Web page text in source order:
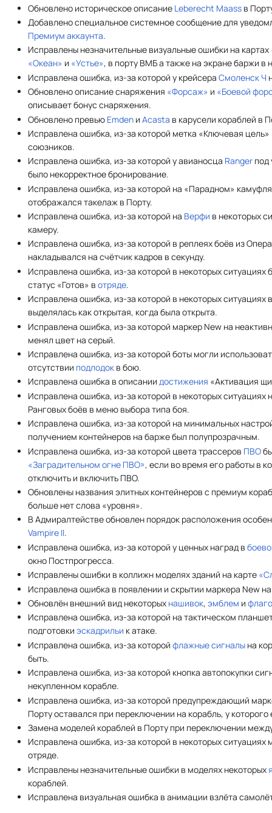
Обновлено историческое описание Leberecht Maass в
Добавлено специальное системное сообщение для
Премиум аккаунта.
Исправлены незначительные визуальные ошибки на картах
«Океан» и «Устье», в порту ВМБ а также на экране баржи в
Исправлена ошибка, из-за которой у крейсераСмоленск Ч
Обновлено описание снаряжения «Форсаж» и «Боевой
описывает бонус снаряжения.
Обновлено превью Emden иAcasta в карусели кораблей в
Исправлена ошибка, из-за которой метка «Ключевая
союзников.
Исправлена ошибка, из-за которой у авианосца Ranger под
было некорректное бронирование.
Исправлена ошибка, из-за которой на «Парадном»
отображался такелаж в Порту.
Исправлена ошибка, из-за которой на Верфи в некоторых
камеру.
Исправлена ошибка, из-за которой в реплеях боёв из
накладывался на счётчик кадров в секунду.
Исправлена ошибка, из-за которой в некоторых
статус «Готов» вотряде.
Исправлена ошибка, из-за которой в некоторых ситуациях
выделялась как открытая, когда была открыта.
Исправлена ошибка, из-за которой маркер New на
менял цвет на серый.
Исправлена ошибка, из-за которой боты могли
отсутствии подлодок в бою.
Исправлена ошибка в описаниидостижения «Активация
Исправлена ошибка, из-за которой в некоторых ситуациях
Ранговых боёв в меню выбора типа боя.
Исправлена ошибка, из-за которой на минимальных
получением контейнеров на барже был полупрозрачным.
Исправлена ошибка, из-за которой цвета трассеров ПВО
«Заградительном огне ПВО», если во время его работы в
отключить и включить ПВО.
Обновлены названия элитных контейнеров с премиум
больше нет слова «уровня».
В Адмиралтействе обновлен порядок расположения
Vampire II.
Исправлена ошибка, из-за которой у ценных наград в
окно Постпрогресса.
Исправлены ошибки в коллижн моделях зданий на карте
Исправлена ошибка в появлении и скрытии маркера New
Обновлён внешний вид некоторых нашивок,эмблем и
Исправлена ошибка, из-за которой на тактическом
подготовкиэскадрильи к атаке.
Исправлена ошибка, из-за которойфлажные сигналы на
быть.
Исправлена ошибка, из-за которой кнопка автопокупки
некупленном корабле.
Исправлена ошибка, из-за которой предупреждающий
Порту оставался при переключении на корабль, у
Замена моделей кораблей в Порту при переключении
Исправлена ошибка, из-за которой в некоторых ситуациях
отряде.
Иcправлены незначительные ошибки в моделях некоторых
кораблей.
Исправлена визуальная ошибка в анимации взлёта